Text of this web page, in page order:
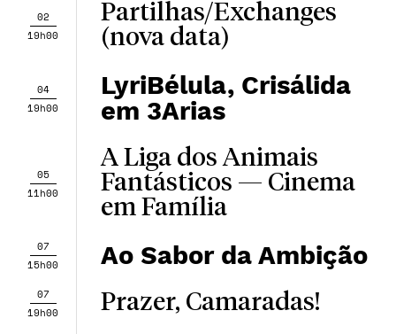
02
19h00
Partilhas/Exchanges
(nova data)
04
19h00
LyriBélula, Crisálida
em 3Arias
05
11h00
A Liga dos Animais
Fantásticos — Cinema
em Família
07
15h00
Ao Sabor da Ambição
07
19h00
Prazer, Camaradas!